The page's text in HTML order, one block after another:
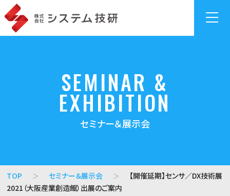
ューション
ManuFactory
ッド
「MAPS
方式」
行シス
テム
「MAPS
MES」
監視・収
「MAPS
SCADA」
査システ
ム
「gLupe」
稼働
監視
グナル
ウォッ
エンドポイ
ント監視
SEMINAR &
EXHIBITION
セミナー＆展示会
TOP セミナー＆展示会
【開催延期】センサ／DX技術展
2021（大阪産業創造館）出展のご案内